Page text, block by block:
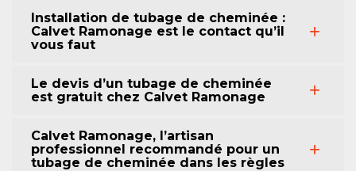
Installation de tubage de cheminée :
Calvet Ramonage est le contact qu’il
vous faut
Le devis d’un tubage de cheminée
est gratuit chez Calvet Ramonage
Calvet Ramonage, l’artisan
professionnel recommandé pour un
tubage de cheminée dans les règles